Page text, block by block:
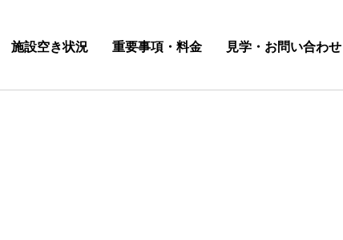
施設空き状況 重要事項・料金 見学・お問い合わせ